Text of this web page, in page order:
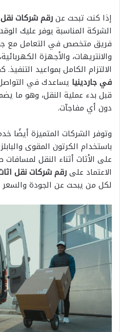
إذا كنت تبحث عنرقم شركات نقل
الشركة المناسبة يوفر عليك
فريق متخصص في التعامل مع
والانتريهات، والأجهزة
الالتزام الكامل بمواعيد التنفيذ.
في جاردينيا يساعدك في
قبل بدء عملية النقل، وهو ما
دون أي مفاجآت.
وتوفر الشركات المتميزة أيضًا
باستخدام الكرتون المقوى
على الأثاث أثناء النقل
الاعتماد علىرقم شركات نقل
لكل من يبحث عن الجودة